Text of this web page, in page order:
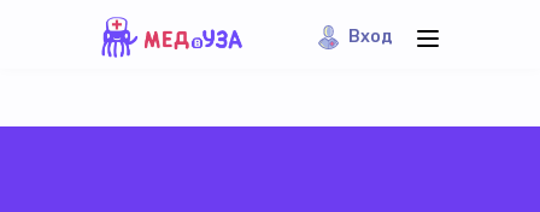
Вход